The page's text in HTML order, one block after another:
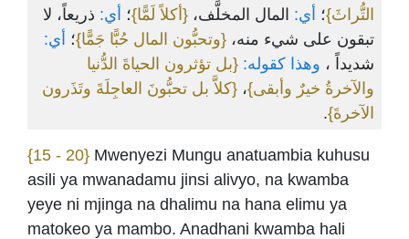
التُّراثَ}؛ أي: المال المخلَّف، {أكلاً لَمًّا}؛ أي: ذريعاً، لا
تبقون على شيء منه، {وتحبُّون المال حُبًّا جَمًّا}؛ أي:
شديداً ، وهذا كقوله: {بل تؤثرون الحياةَ الدُّنيا
والآخرةُ خيرٌ وأبقى}، {كلاَّ بل تحبُّونَ العاجِلَةَ وتَذَرون
الآخرةَ}.
{15 - 20} Mwenyezi Mungu anatuambia kuhusu
asili ya mwanadamu jinsi alivyo, na kwamba
yeye ni mjinga na dhalimu na hana elimu ya
matokeo ya mambo. Anadhani kwamba hali